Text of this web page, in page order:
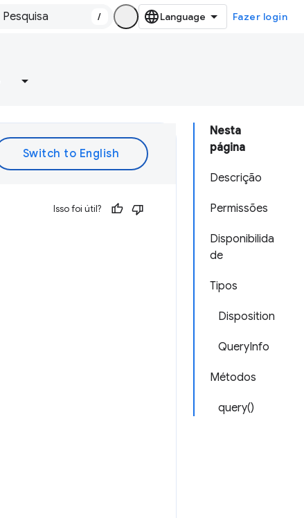
/ Fazer login
Nesta
página
Descrição
Permissões
Disponibilida
de
Tipos
Disposition
QueryInfo
Métodos
query()
Isso foi útil?